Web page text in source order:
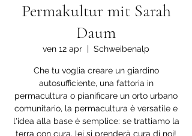
Permakultur mit Sarah
Daum
ven 12 apr
  |
Schweibenalp
Che tu voglia creare un giardino
autosufficiente, una fattoria in
permacultura o pianificare un orto urbano
comunitario, la permacultura è versatile e
l'idea alla base è semplice: se trattiamo la
terra con cura, lei si prenderà cura di noi!